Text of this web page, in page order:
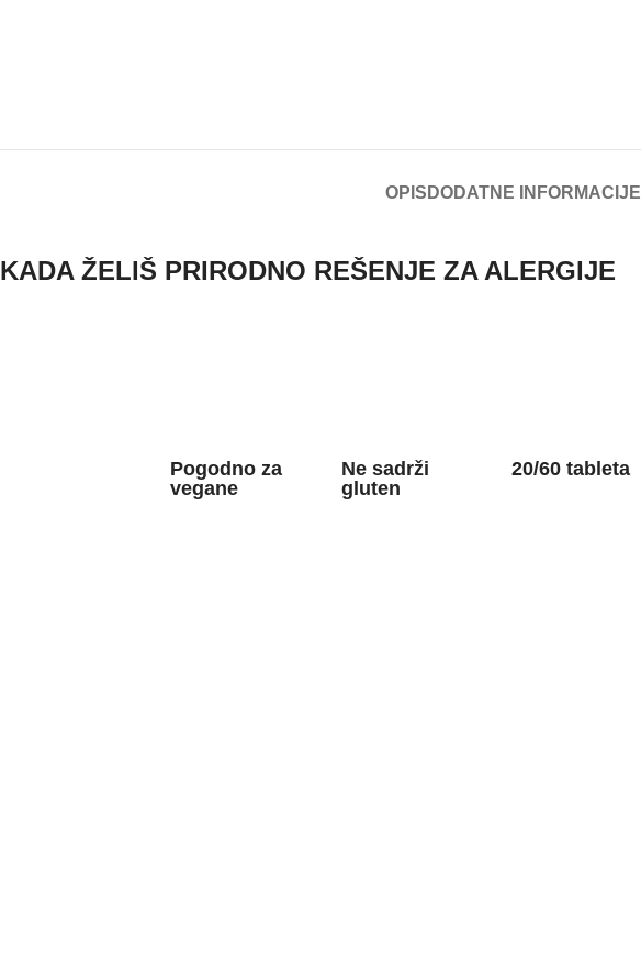
OPIS DODATNE INFORMACIJE
KADA ŽELIŠ PRIRODNO REŠENJE ZA ALERGIJE
Pogodno za
vegane
Ne sadrži
gluten
20/60 tableta